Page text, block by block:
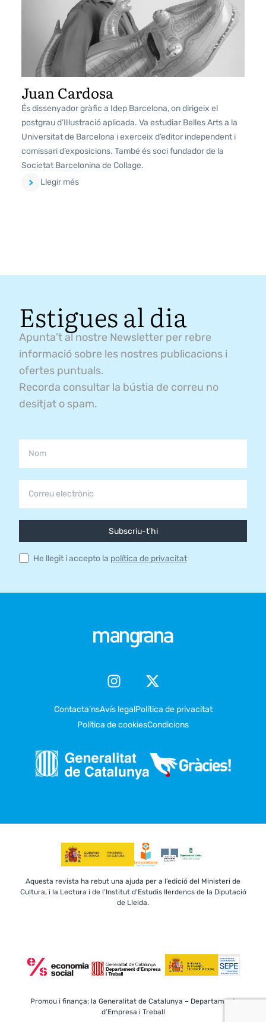
Juan Cardosa
És dissenyador gràfic a Idep Barcelona, on dirigeix el
postgrau d’Il·lustració aplicada. Va estudiar Belles Arts a la
Universitat de Barcelona i exerceix d’editor independent i
comissari d’exposicions. També és soci fundador de la
Societat Barcelonina de Collage.
Llegir més
Estigues al dia
Apunta’t al nostre Newsletter per rebre
informació sobre les nostres publicacions i
ofertes puntuals.
Recorda consultar la bústia de correu no
desitjat o spam.
Subscriu-t'hi
He llegit i accepto la política de privacitat
Contacta’nsAvís legalPolítica de privacitat
Política de cookiesCondicions
Aquesta revista ha rebut una ajuda per a l’edició del Ministeri de
Cultura, i la Lectura i de l’Institut d’Estudis Ilerdencs de la Diputació
de Lleida.
Promou i finança: la Generalitat de Catalunya – Departament
d’Empresa i Treball